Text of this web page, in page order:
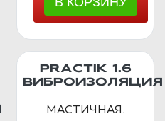
PRACTIK 1.6
ВИБРОИЗОЛЯЦИЯ
МАСТИЧНАЯ.